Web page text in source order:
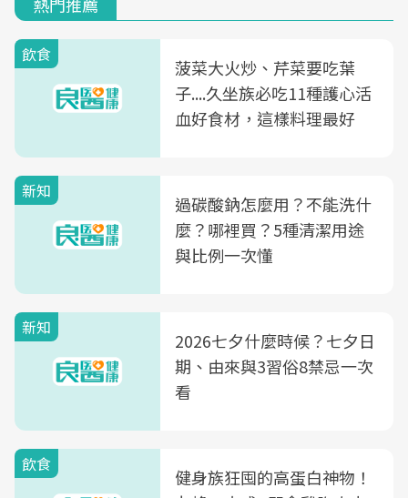
飲食
菠菜大火炒、芹菜要吃葉
子....久坐族必吃11種護心活
血好食材，這樣料理最好
新知
過碳酸鈉怎麼用？不能洗什
麼？哪裡買？5種清潔用途
與比例一次懂
新知
2026七夕什麼時候？七夕日
期、由來與3習俗8禁忌一次
看
飲食
健身族狂囤的高蛋白神物！